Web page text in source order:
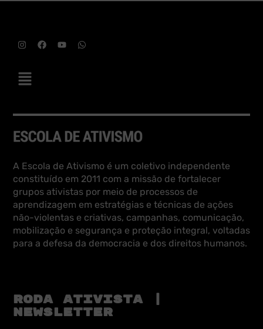
A Escola de Ativismo é um coletivo independente
constituído em 2011 com a missão de fortalecer
grupos ativistas por meio de processos de
aprendizagem em estratégias e técnicas de ações
não-violentas e criativas, campanhas, comunicação,
mobilização e segurança e proteção integral, voltadas
para a defesa da democracia e dos direitos humanos.
RODA ATIVISTA |
NEWSLETTER